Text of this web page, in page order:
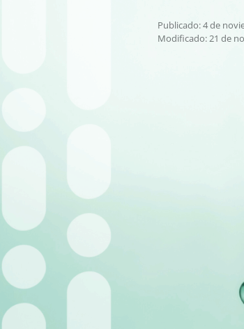
Publicado: 4 de
Modificado: 21 de